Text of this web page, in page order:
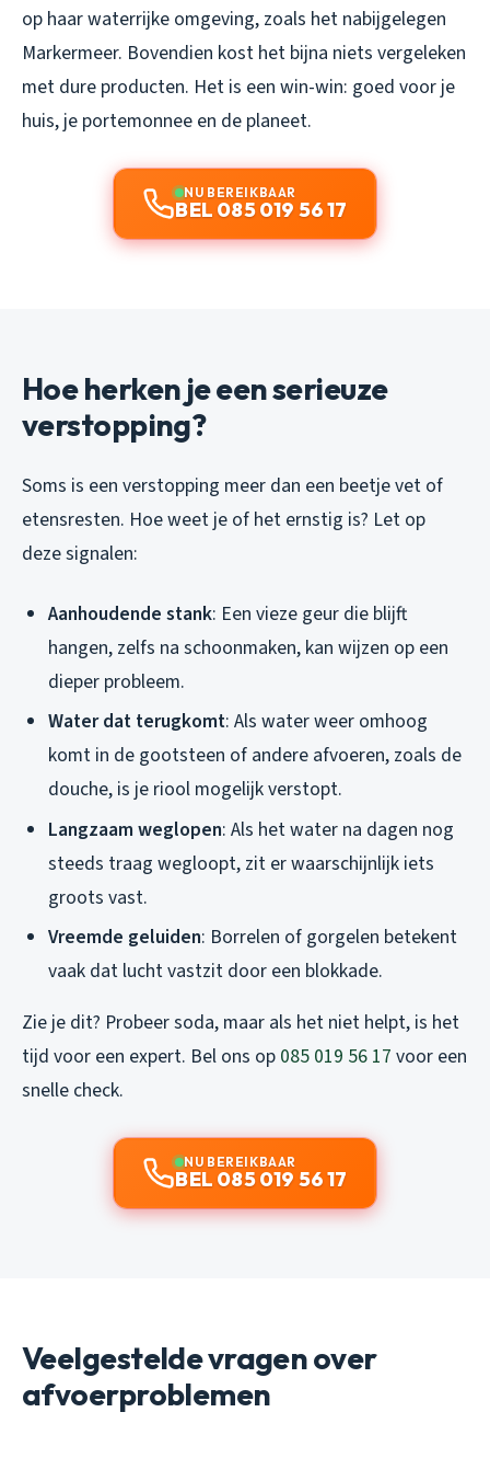
op haar waterrijke omgeving, zoals het nabijgelegen
Markermeer. Bovendien kost het bijna niets vergeleken
met dure producten. Het is een win-win: goed voor je
huis, je portemonnee en de planeet.
NU BEREIKBAAR
BEL 085 019 56 17
Hoe herken je een serieuze
verstopping?
Soms is een verstopping meer dan een beetje vet of
etensresten. Hoe weet je of het ernstig is? Let op
deze signalen:
Aanhoudende stank: Een vieze geur die blijft
hangen, zelfs na schoonmaken, kan wijzen op een
dieper probleem.
Water dat terugkomt: Als water weer omhoog
komt in de gootsteen of andere afvoeren, zoals de
douche, is je riool mogelijk verstopt.
Langzaam weglopen: Als het water na dagen nog
steeds traag wegloopt, zit er waarschijnlijk iets
groots vast.
Vreemde geluiden: Borrelen of gorgelen betekent
vaak dat lucht vastzit door een blokkade.
Zie je dit? Probeer soda, maar als het niet helpt, is het
tijd voor een expert. Bel ons op 085 019 56 17 voor een
snelle check.
NU BEREIKBAAR
BEL 085 019 56 17
Veelgestelde vragen over
afvoerproblemen